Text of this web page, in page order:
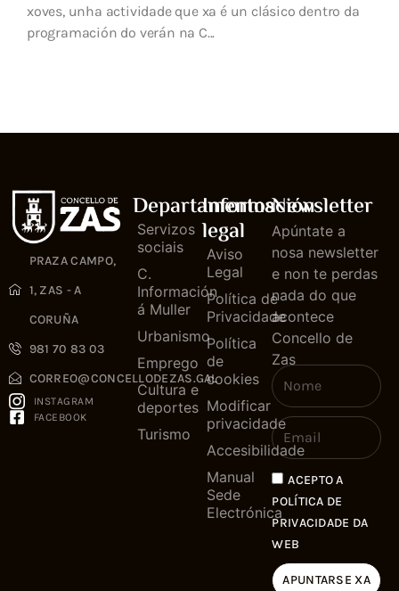
xoves, unha actividade que xa é un clásico dentro da
programación do verán na C...
PRAZA CAMPO,
1, ZAS - A
CORUÑA
981 70 83 03
CORREO@CONCELLODEZAS.GAL
INSTAGRAM
FACEBOOK
Departamentos
Servizos
sociais
C.
Información
á Muller
Urbanismo
Emprego
Cultura e
deportes
Turismo
Información
legal
Aviso
Legal
Política de
Privacidade
Política
de
cookies
Modificar
privacidade
Accesibilidade
Manual
Sede
Electrónica
Newsletter
Apúntate a
nosa newsletter
e non te perdas
nada do que
acontece
Concello de
Zas
ACEPTO A
POLÍTICA DE
PRIVACIDADE DA
WEB
APUNTARSE XA